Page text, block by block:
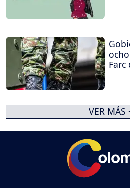
Farc
VER MÁS